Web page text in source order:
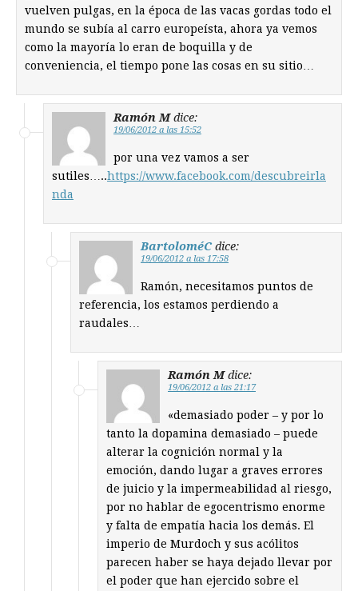
vuelven pulgas, en la época de las vacas gordas todo el
mundo se subía al carro europeísta, ahora ya vemos
como la mayoría lo eran de boquilla y de
conveniencia, el tiempo pone las cosas en su sitio…
Ramón M dice:
19/06/2012 a las 15:52
por una vez vamos a ser
sutiles…..https://www.facebook.com/descubreirla
nda
BartoloméC dice:
19/06/2012 a las 17:58
Ramón, necesitamos puntos de
referencia, los estamos perdiendo a
raudales…
Ramón M dice:
19/06/2012 a las 21:17
«demasiado poder – y por lo
tanto la dopamina demasiado – puede
alterar la cognición normal y la
emoción, dando lugar a graves errores
de juicio y la impermeabilidad al riesgo,
por no hablar de egocentrismo enorme
y falta de empatía hacia los demás. El
imperio de Murdoch y sus acólitos
parecen haber se haya dejado llevar por
el poder que han ejercido sobre el